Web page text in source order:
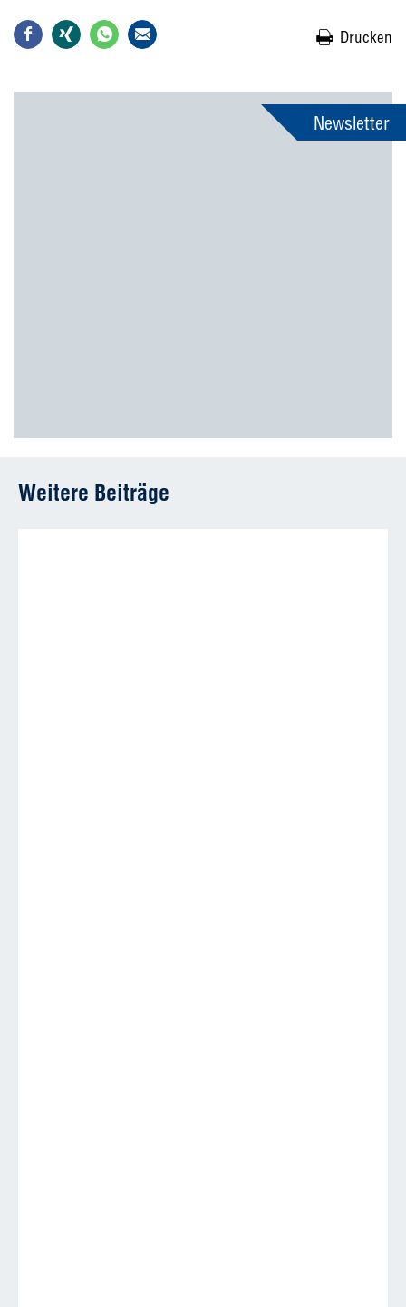
Drucken
Newsletter
Weitere Beiträge